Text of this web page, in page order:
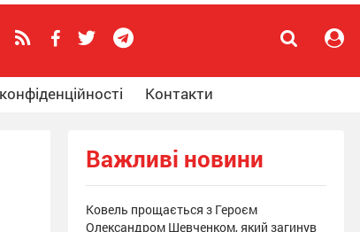
Контакти
Важливі новини
Ковель прощається з Героєм
Олександром Шевченком, який загинув